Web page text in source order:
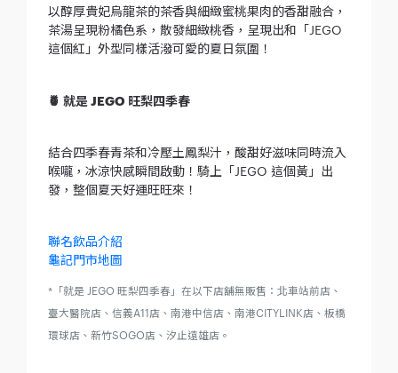
以醇厚貴妃烏龍茶的茶香與細緻蜜桃果肉的香甜融合，
茶湯呈現粉橘色系，散發細緻桃香，呈現出和「JEGO
這個紅」外型同樣活潑可愛的夏日氛圍！
🍍 就是 JEGO 旺梨四季春
結合四季春青茶和冷壓土鳳梨汁，酸甜好滋味同時流入
喉嚨，冰涼快感瞬間啟動！騎上「JEGO 這個黃」出
發，整個夏天好運旺旺來！
聯名飲品介紹
龜記門市地圖
*「就是 JEGO 旺梨四季春」在以下店舖無販售：北車站前店、
臺大醫院店、信義A11店、南港中信店、南港CITYLINK店、板橋
環球店、新竹SOGO店、汐止遠雄店。